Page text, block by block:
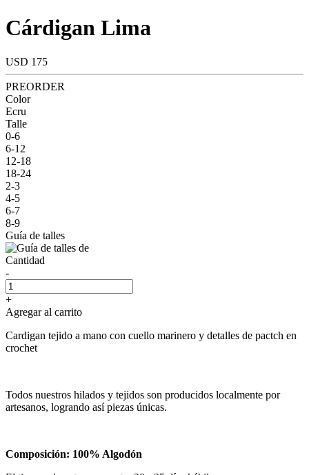
Cárdigan Lima
USD 175
PREORDER
Color
Ecru
Talle
0-6
6-12
12-18
18-24
2-3
4-5
6-7
8-9
Guía de talles
Cantidad
-
+
Agregar al carrito
Cardigan tejido a mano con cuello marinero y detalles de pactch en
crochet
Todos nuestros hilados y tejidos son producidos localmente por
artesanos, logrando así piezas únicas.
Composición: 100% Algodón